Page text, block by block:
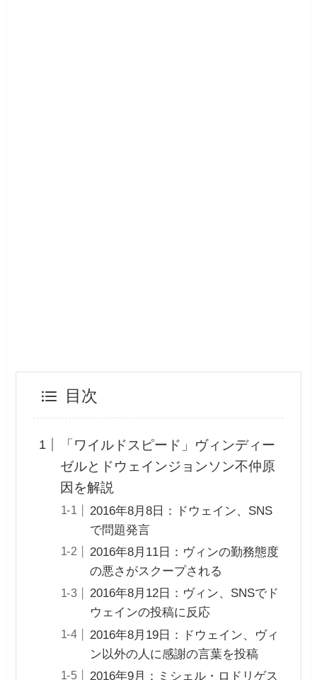
目次
「ワイルドスピード」ヴィンディー
ゼルとドウェインジョンソン不仲原
因を解説
2016年8月8日：ドウェイン、SNS
で問題発言
2016年8月11日：ヴィンの勤務態度
の悪さがスクープされる
2016年8月12日：ヴィン、SNSでド
ウェインの投稿に反応
2016年8月19日：ドウェイン、ヴィ
ン以外の人に感謝の言葉を投稿
2016年9月：ミシェル・ロドリゲス